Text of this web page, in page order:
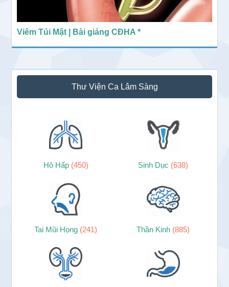
Viêm Túi Mật | Bài giảng CĐHA *
Thư Viện Ca Lâm Sàng
Hô Hấp (450) Sinh Dục (638)
Tai Mũi Họng (241) Thần Kinh (885)